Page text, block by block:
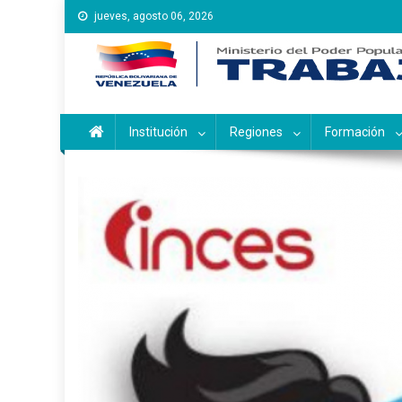
Saltar
al
contenido
jueves, agosto 06, 2026
Instituto Nacional de
Inces
Institución Regiones Formación